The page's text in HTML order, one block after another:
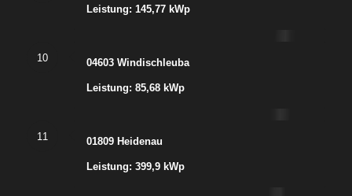
Leistung: 145,77 kWp
10 04603 Windischleuba
Leistung: 85,68 kWp
11 01809 Heidenau
Leistung: 399,9 kWp